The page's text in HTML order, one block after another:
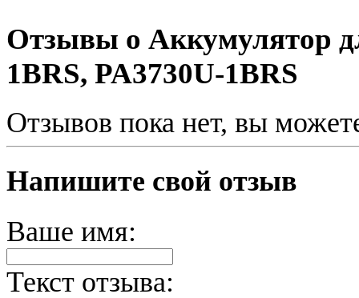
Отзывы о Аккумулятор
1BRS, PA3730U-1BRS
Отзывов пока нет, вы
Напишите свой отзыв
Ваше имя:
Текст отзыва: